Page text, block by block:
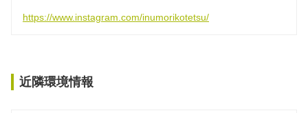
https://www.instagram.com/inumorikotetsu/
近隣環境情報